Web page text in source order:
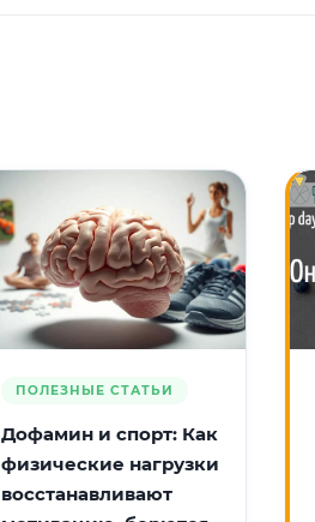
ПОЛЕЗНЫЕ СТАТЬИ
Дофамин и спорт: Как
физические нагрузки
восстанавливают